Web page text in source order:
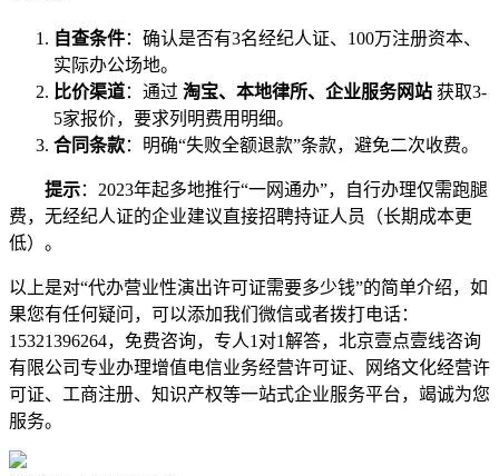
自查条件：确认是否有3名经纪人证、100万注册资本、
实际办公场地。
比价渠道：通过 淘宝、本地律所、企业服务网站 获取3-
5家报价，要求列明费用明细。
合同条款：明确“失败全额退款”条款，避免二次收费。
提示：2023年起多地推行“一网通办”，自行办理仅需跑腿
费，无经纪人证的企业建议直接招聘持证人员（长期成本更
低）。
以上是对“代办营业性演出许可证需要多少钱”的简单介绍，如
果您有任何疑问，可以添加我们微信或者拨打电话：
15321396264，免费咨询，专人1对1解答，北京壹点壹线咨询
有限公司专业办理增值电信业务经营许可证、网络文化经营许
可证、工商注册、知识产权等一站式企业服务平台，竭诚为您
服务。